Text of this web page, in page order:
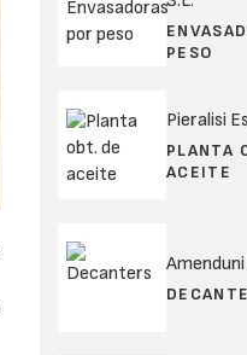
PESO
Pieralisi
PLANTA
ACEITE